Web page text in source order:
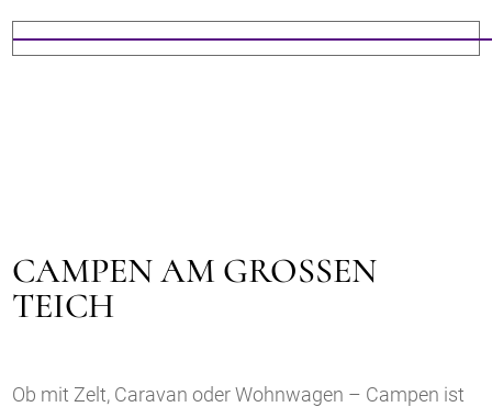
CAMPEN AM GROSSEN T
EICH
Ob mit Zelt, Caravan oder Wohnwagen – Campen ist